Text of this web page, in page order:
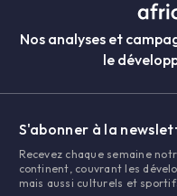
Nos analyses et
le
S'abonner à la
Recevez chaque semaine
continent, couvrant les
mais aussi culturels et